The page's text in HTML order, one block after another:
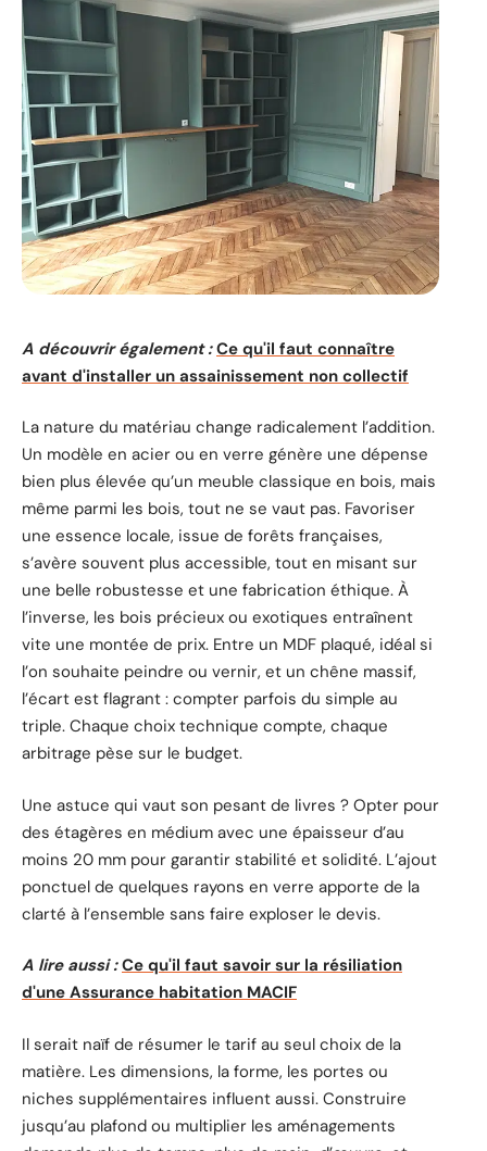
A découvrir également : Ce qu'il faut connaître
avant d'installer un assainissement non collectif
La nature du matériau change radicalement l’addition.
Un modèle en acier ou en verre génère une dépense
bien plus élevée qu’un meuble classique en bois, mais
même parmi les bois, tout ne se vaut pas. Favoriser
une essence locale, issue de forêts françaises,
s’avère souvent plus accessible, tout en misant sur
une belle robustesse et une fabrication éthique. À
l’inverse, les bois précieux ou exotiques entraînent
vite une montée de prix. Entre un MDF plaqué, idéal si
l’on souhaite peindre ou vernir, et un chêne massif,
l’écart est flagrant : compter parfois du simple au
triple. Chaque choix technique compte, chaque
arbitrage pèse sur le budget.
Une astuce qui vaut son pesant de livres ? Opter pour
des étagères en médium avec une épaisseur d’au
moins 20 mm pour garantir stabilité et solidité. L’ajout
ponctuel de quelques rayons en verre apporte de la
clarté à l’ensemble sans faire exploser le devis.
A lire aussi : Ce qu'il faut savoir sur la résiliation
d'une Assurance habitation MACIF
Il serait naïf de résumer le tarif au seul choix de la
matière. Les dimensions, la forme, les portes ou
niches supplémentaires influent aussi. Construire
jusqu’au plafond ou multiplier les aménagements